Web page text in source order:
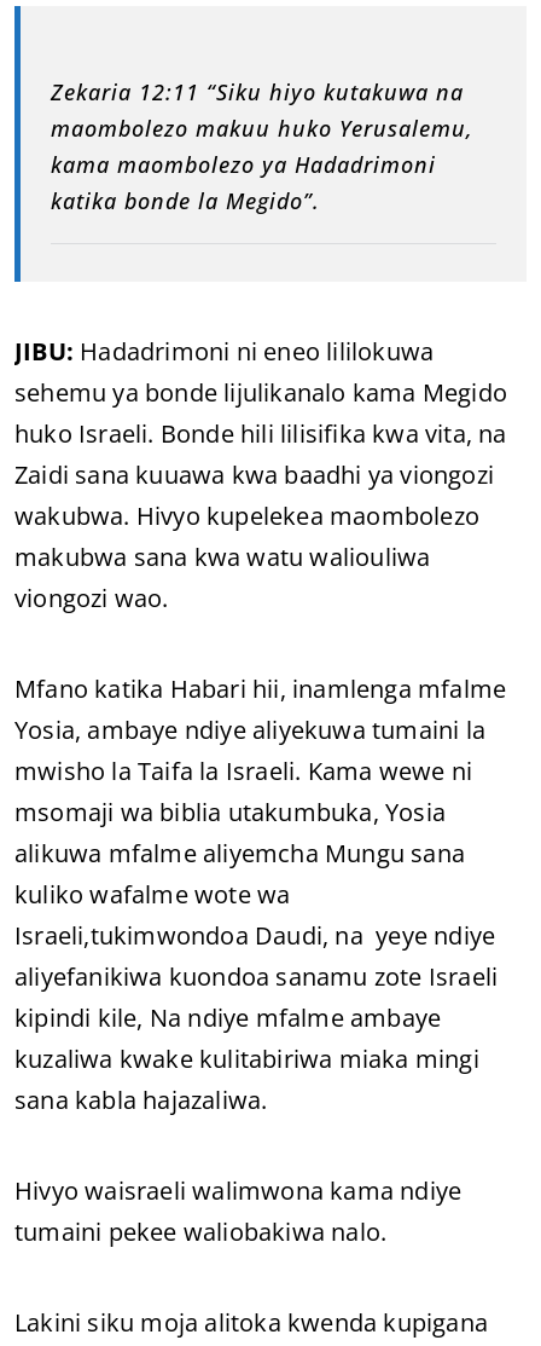
Zekaria 12:11 “Siku hiyo kutakuwa na
maombolezo makuu huko Yerusalemu,
kama maombolezo ya Hadadrimoni
katika bonde la Megido”.
JIBU: Hadadrimoni ni eneo lililokuwa
sehemu ya bonde lijulikanalo kama Megido
huko Israeli. Bonde hili lilisifika kwa vita, na
Zaidi sana kuuawa kwa baadhi ya viongozi
wakubwa. Hivyo kupelekea maombolezo
makubwa sana kwa watu waliouliwa
viongozi wao.
Mfano katika Habari hii, inamlenga mfalme
Yosia, ambaye ndiye aliyekuwa tumaini la
mwisho la Taifa la Israeli. Kama wewe ni
msomaji wa biblia utakumbuka, Yosia
alikuwa mfalme aliyemcha Mungu sana
kuliko wafalme wote wa
Israeli,tukimwondoa Daudi, na yeye ndiye
aliyefanikiwa kuondoa sanamu zote Israeli
kipindi kile, Na ndiye mfalme ambaye
kuzaliwa kwake kulitabiriwa miaka mingi
sana kabla hajazaliwa.
Hivyo waisraeli walimwona kama ndiye
tumaini pekee waliobakiwa nalo.
Lakini siku moja alitoka kwenda kupigana